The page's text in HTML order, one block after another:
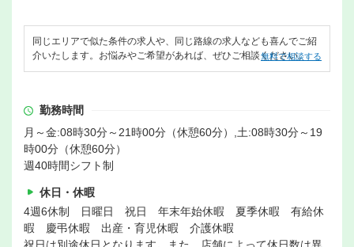
同じエリアで似た条件の求人や、同じ路線の求人なども喜んでご紹
介いたします。お悩みやご希望があれば、ぜひご相談ください。
無料で相談する
勤務時間
月～金:08時30分～21時00分（休憩60分）,土:08時30分～19
時00分（休憩60分）
週40時間シフト制
休日・休暇
4週6休制 日曜日 祝日 年末年始休暇 夏季休暇 有給休
暇 慶弔休暇 出産・育児休暇 介護休暇